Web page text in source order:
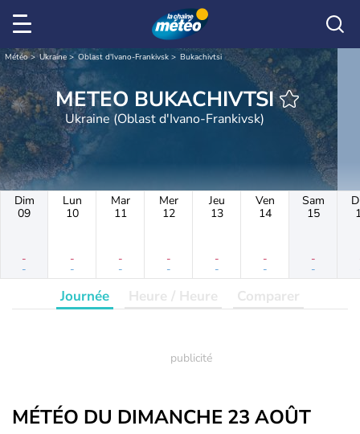
Météo Ukraine Oblast d'Ivano-Frankivsk Bukachivtsi
METEO BUKACHIVTSI
Ukraine (Oblast d'Ivano-Frankivsk)
Dim
09
-
-
Lun
10
-
-
Mar
11
-
-
Mer
12
-
-
Jeu
13
-
-
Ven
14
-
-
Sam
15
-
-
Journée Heure / Heure Comparer
MÉTÉO DU DIMANCHE 23 AOÛT